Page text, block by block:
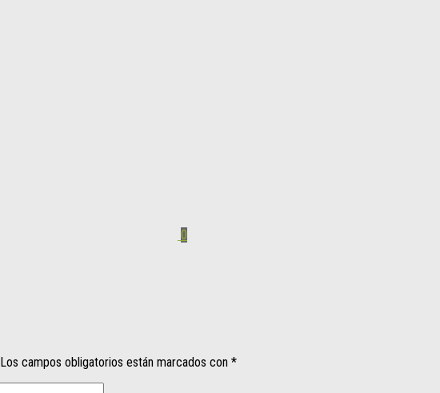
0
Los campos obligatorios están marcados con *